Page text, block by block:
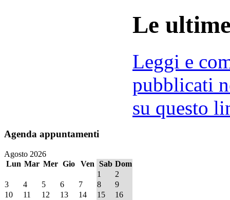
Le
Leggi e
pubblicati
su questo
Agenda appuntamenti
Agosto 2026
Lun Mar Mer Gio Ven Sab Dom
1
2
3
4 5 6 7 8
9
10
11 12 13 14 15
16